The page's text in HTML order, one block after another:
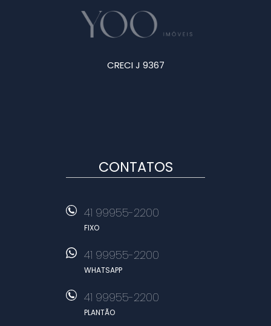
CRECI J 9367
CONTATOS
41 99955-2200
FIXO
41 99955-2200
WHATSAPP
41 99955-2200
PLANTÃO